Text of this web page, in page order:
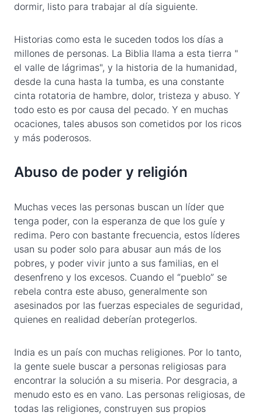
dormir, listo para trabajar al día siguiente.
Historias como esta le suceden todos los días a
millones de personas. La Biblia llama a esta tierra "
el valle de lágrimas", y la historia de la humanidad,
desde la cuna hasta la tumba, es una constante
cinta rotatoria de hambre, dolor, tristeza y abuso. Y
todo esto es por causa del pecado. Y en muchas
ocaciones, tales abusos son cometidos por los ricos
y más poderosos.
Abuso de poder y religión
Muchas veces las personas buscan un líder que
tenga poder, con la esperanza de que los guíe y
redima. Pero con bastante frecuencia, estos líderes
usan su poder solo para abusar aun más de los
pobres, y poder vivir junto a sus familias, en el
desenfreno y los excesos. Cuando el “pueblo” se
rebela contra este abuso, generalmente son
asesinados por las fuerzas especiales de seguridad,
quienes en realidad deberían protegerlos.
India es un país con muchas religiones. Por lo tanto,
la gente suele buscar a personas religiosas para
encontrar la solución a su miseria. Por desgracia, a
menudo esto es en vano. Las personas religiosas, de
todas las religiones, construyen sus propios